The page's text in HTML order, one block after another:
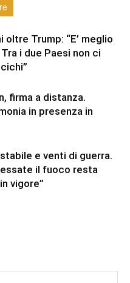
oltre Trump: “E’ meglio
i due Paesi non ci
firma a distanza.
in presenza in
e venti di guerra.
il fuoco resta
vigore”